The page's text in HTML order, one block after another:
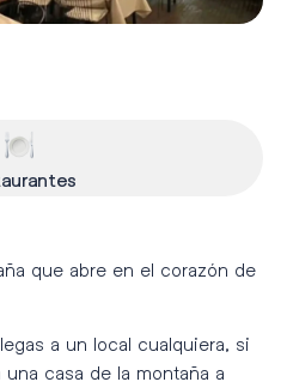
que abre en el corazón de
a un local cualquiera, si
casa de la montaña a